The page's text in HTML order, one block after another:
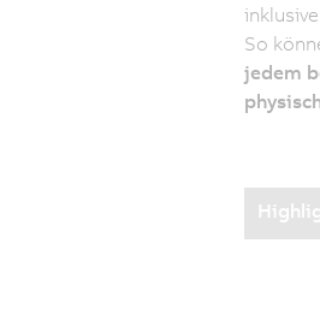
So
jedem